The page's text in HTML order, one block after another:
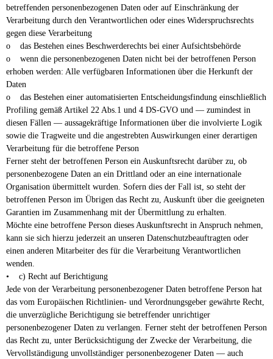
betreffenden personenbezogenen Daten oder auf Einschränkung der
Verarbeitung durch den Verantwortlichen oder eines Widerspruchsrechts
gegen diese Verarbeitung
o das Bestehen eines Beschwerderechts bei einer Aufsichtsbehörde
o wenn die personenbezogenen Daten nicht bei der betroffenen Person
erhoben werden: Alle verfügbaren Informationen über die Herkunft der
Daten
o das Bestehen einer automatisierten Entscheidungsfindung einschließlich
Profiling gemäß Artikel 22 Abs.1 und 4 DS-GVO und — zumindest in
diesen Fällen — aussagekräftige Informationen über die involvierte Logik
sowie die Tragweite und die angestrebten Auswirkungen einer derartigen
Verarbeitung für die betroffene Person
Ferner steht der betroffenen Person ein Auskunftsrecht darüber zu, ob
personenbezogene Daten an ein Drittland oder an eine internationale
Organisation übermittelt wurden. Sofern dies der Fall ist, so steht der
betroffenen Person im Übrigen das Recht zu, Auskunft über die geeigneten
Garantien im Zusammenhang mit der Übermittlung zu erhalten.
Möchte eine betroffene Person dieses Auskunftsrecht in Anspruch nehmen,
kann sie sich hierzu jederzeit an unseren Datenschutzbeauftragten oder
einen anderen Mitarbeiter des für die Verarbeitung Verantwortlichen
wenden.
• c) Recht auf Berichtigung
Jede von der Verarbeitung personenbezogener Daten betroffene Person hat
das vom Europäischen Richtlinien- und Verordnungsgeber gewährte Recht,
die unverzügliche Berichtigung sie betreffender unrichtiger
personenbezogener Daten zu verlangen. Ferner steht der betroffenen Person
das Recht zu, unter Berücksichtigung der Zwecke der Verarbeitung, die
Vervollständigung unvollständiger personenbezogener Daten — auch